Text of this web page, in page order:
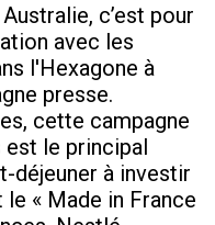
c’est pour
avec les
l'Hexagone à
presse.
cette campagne
est le principal
déjeuner à investir
le « Made in France